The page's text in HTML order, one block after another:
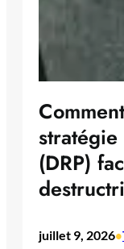
(DRP)
juillet 9, 2026•